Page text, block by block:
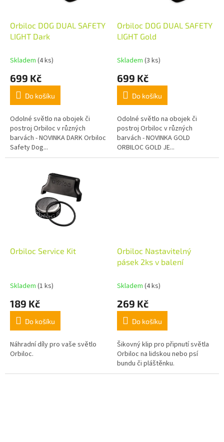
Orbiloc DOG DUAL SAFETY
LIGHT Dark
Skladem (4 ks)
699 Kč
Do košíku
Odolné světlo na obojek či
postroj Orbiloc v různých
barvách - NOVINKA DARK Orbiloc
Safety Dog...
Orbiloc DOG DUAL SAFETY
LIGHT Gold
Skladem (3 ks)
699 Kč
Do košíku
Odolné světlo na obojek či
postroj Orbiloc v různých
barvách - NOVINKA GOLD
ORBILOC GOLD JE...
Orbiloc Service Kit
Skladem (1 ks)
189 Kč
Do košíku
Náhradní díly pro vaše světlo
Orbiloc.
Orbiloc Nastavitelný
pásek 2ks v balení
Skladem (4 ks)
269 Kč
Do košíku
Šikovný klip pro připnutí světla
Orbiloc na lidskou nebo psí
bundu či pláštěnku.